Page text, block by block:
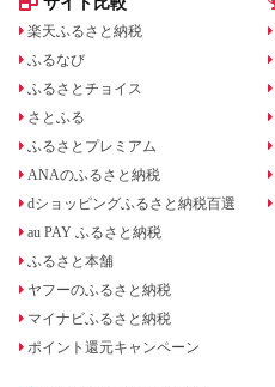
楽天ふるさと納税
ふるなび
ふるさとチョイス
さとふる
ふるさとプレミアム
ANAのふるさと納税
dショッピングふるさと納税百選
au PAY ふるさと納税
ふるさと本舗
ヤフーのふるさと納税
マイナビふるさと納税
ポイント還元キャンペーン